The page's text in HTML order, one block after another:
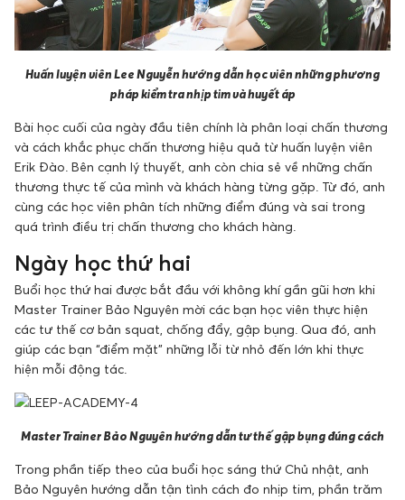
Huấn luyện viên Lee Nguyễn hướng dẫn học viên những phương
pháp kiểm tra nhịp tim và huyết áp
Bài học cuối của ngày đầu tiên chính là phân loại chấn thương
và cách khắc phục chấn thương hiệu quả từ huấn luyện viên
Erik Đào. Bên cạnh lý thuyết, anh còn chia sẻ về những chấn
thương thực tế của mình và khách hàng từng gặp. Từ đó, anh
cùng các học viên phân tích những điểm đúng và sai trong
quá trình điều trị chấn thương cho khách hàng.
Ngày học thứ hai
Buổi học thứ hai được bắt đầu với không khí gần gũi hơn khi
Master Trainer Bảo Nguyên mời các bạn học viên thực hiện
các tư thế cơ bản squat, chống đẩy, gập bụng. Qua đó, anh
giúp các bạn “điểm mặt” những lỗi từ nhỏ đến lớn khi thực
hiện mỗi động tác.
Master Trainer Bảo Nguyên hướng dẫn tư thế gập bụng đúng cách
Trong phần tiếp theo của buổi học sáng thứ Chủ nhật, anh
Bảo Nguyên hướng dẫn tận tình cách đo nhịp tim, phần trăm